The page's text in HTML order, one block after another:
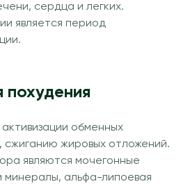
сердца и легких.
является период
похудения
обменных
сжиганию жировых отложений.
являются мочегонные
минералы, альфа-липоевая